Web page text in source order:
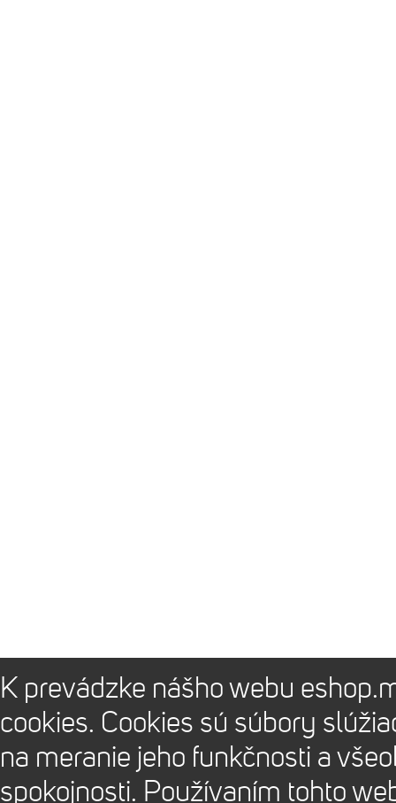
K prevádzke nášho webu
cookies. Cookies sú súbory
na meranie jeho funkčnosti a
spokojnosti. Používaním tohto